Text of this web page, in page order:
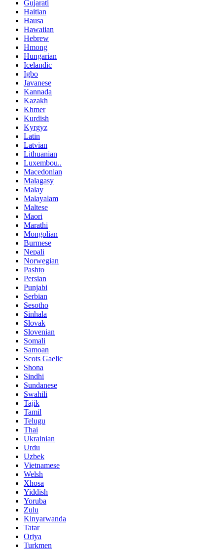
Gujarati
Haitian
Hausa
Hawaiian
Hebrew
Hmong
Hungarian
Icelandic
Igbo
Javanese
Kannada
Kazakh
Khmer
Kurdish
Kyrgyz
Latin
Latvian
Lithuanian
Luxembou..
Macedonian
Malagasy
Malay
Malayalam
Maltese
Maori
Marathi
Mongolian
Burmese
Nepali
Norwegian
Pashto
Persian
Punjabi
Serbian
Sesotho
Sinhala
Slovak
Slovenian
Somali
Samoan
Scots Gaelic
Shona
Sindhi
Sundanese
Swahili
Tajik
Tamil
Telugu
Thai
Ukrainian
Urdu
Uzbek
Vietnamese
Welsh
Xhosa
Yiddish
Yoruba
Zulu
Kinyarwanda
Tatar
Oriya
Turkmen